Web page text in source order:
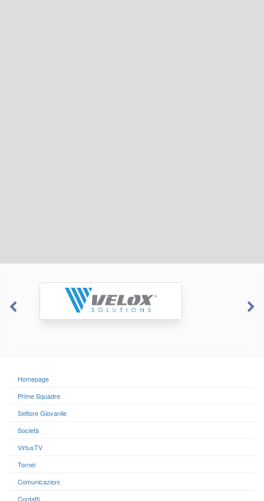
Homepage
Prime Squadre
Settore Giovanile
Società
VirtusTV
Tornei
Comunicazioni
Contatti